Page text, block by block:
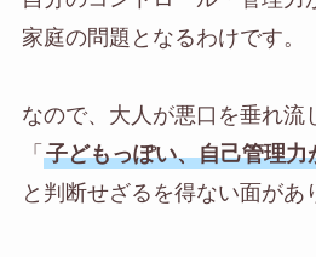
家庭の問題となるわけです。
なので、大人が悪口を垂れ流
「 子どもっぽい、自己管理力
と判断せざるを得ない面があ